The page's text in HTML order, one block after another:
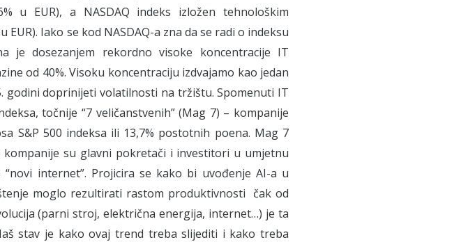
u EUR), a NASDAQ indeks izložen tehnološkim
EUR). Iako se kod NASDAQ-a zna da se radi o indeksu
je dosezanjem rekordno visoke koncentracije IT
od 40%. Visoku koncentraciju izdvajamo kao jedan
godini doprinijeti volatilnosti na tržištu. Spomenuti IT
točnije “7 veličanstvenih” (Mag 7) – kompanije
S&P 500 indeksa ili 13,7% postotnih poena. Mag 7
kompanije su glavni pokretači i investitori u umjetnu
internet”. Projicira se kako bi uvođenje AI-a u
moglo rezultirati rastom produktivnosti čak od
(parni stroj, električna energija, internet…) je ta
stav je kako ovaj trend treba slijediti i kako treba